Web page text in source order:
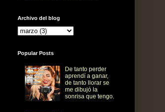
Archivo del blog
Popular Posts
De tanto perder
aprendí a ganar,
de tanto llorar se
me dibujó la
sonrisa que tengo.